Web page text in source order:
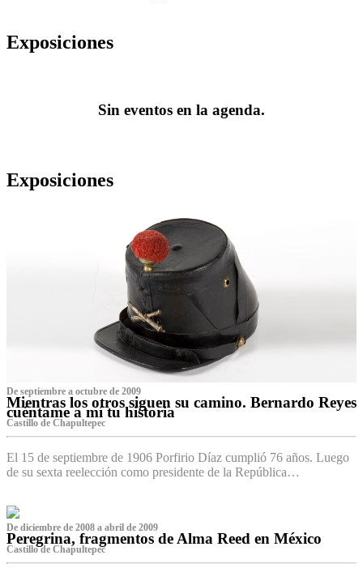
Exposiciones
Sin eventos en la agenda.
Exposiciones
De septiembre a octubre de 2009
Mientras los otros siguen su camino. Bernardo Reyes
cuéntame a mí tu historia
Castillo de Chapultepec
El 15 de septiembre de 1906 Porfirio Díaz cumplió 76 años. Luego
de su sexta reelección como presidente de la República…
De diciembre de 2008 a abril de 2009
Peregrina, fragmentos de Alma Reed en México
Castillo de Chapultepec